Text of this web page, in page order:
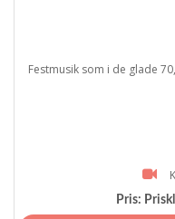
Festmusik som i de glade
Pris: